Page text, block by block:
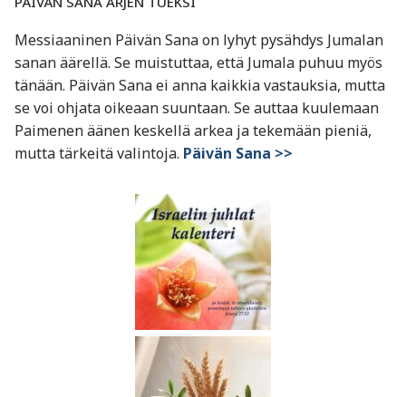
Messiaaninen Päivän Sana on lyhyt pysähdys Jumalan
sanan äärellä. Se muistuttaa, että Jumala puhuu myös
tänään. Päivän Sana ei anna kaikkia vastauksia, mutta
se voi ohjata oikeaan suuntaan. Se auttaa kuulemaan
Paimenen äänen keskellä arkea ja tekemään pieniä,
mutta tärkeitä valintoja. Päivän Sana >>